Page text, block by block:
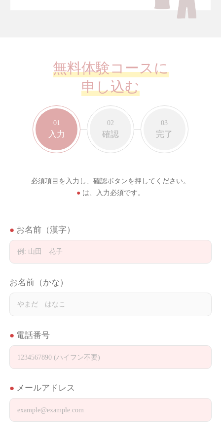
無料体験コースに
申し込む
入力 確認 完了
必須項目を入力し、確認ボタンを押してください。
● は、入力必須です。
お名前（漢字）
お名前（かな）
電話番号
メールアドレス